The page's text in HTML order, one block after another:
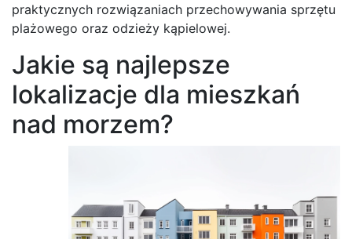
praktycznych rozwiązaniach przechowywania sprzętu
plażowego oraz odzieży kąpielowej.
Jakie są najlepsze
lokalizacje dla mieszkań
nad morzem?